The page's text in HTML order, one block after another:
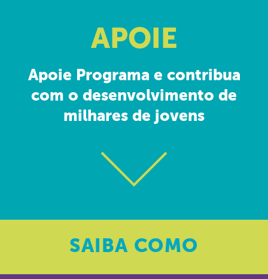
APOIE
Apoie Programa e contribua
com o desenvolvimento de
milhares de jovens
SAIBA COMO